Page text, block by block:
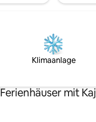
Klimaanlage
Ferienhäuser mit